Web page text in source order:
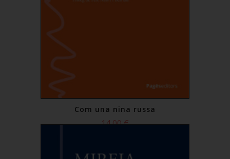
Com una nina russa
14,00 €